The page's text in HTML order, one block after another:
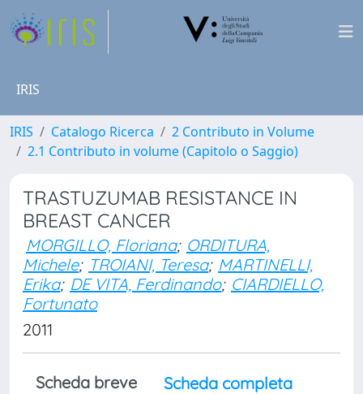
IRIS
IRIS Catalogo Ricerca
2 Contributo in Volume
2.1 Contributo in volume (Capitolo o Saggio)
TRASTUZUMAB RESISTANCE IN
BREAST CANCER
MORGILLO, Floriana; ORDITURA,
Michele; TROIANI, Teresa; MARTINELLI,
Erika; DE VITA, Ferdinando; CIARDIELLO,
Fortunato
2011
Scheda breve
Scheda completa